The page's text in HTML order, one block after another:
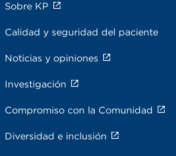
Sobre KP
Calidad y seguridad del paciente
Noticias y opiniones
Investigación
Compromiso con la Comunidad
Diversidad e inclusión